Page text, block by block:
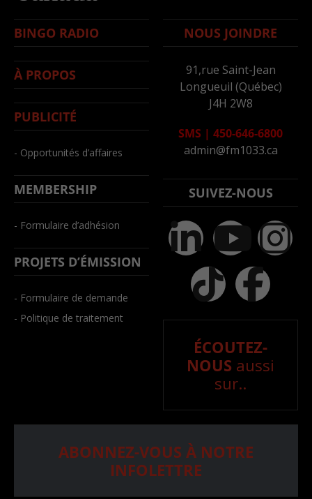
BINGO RADIO
À PROPOS
PUBLICITÉ
- Opportunités d’affaires
MEMBERSHIP
- Formulaire d’adhésion
PROJETS D’ÉMISSION
- Formulaire de demande
- Politique de traitement
NOUS JOINDRE
91,rue Saint-Jean
Longueuil (Québec)
J4H 2W8
SMS | 450-646-6800
admin@fm1033.ca
SUIVEZ-NOUS
ÉCOUTEZ-
NOUS aussi
sur..
ABONNEZ-VOUS À NOTRE
INFOLETTRE